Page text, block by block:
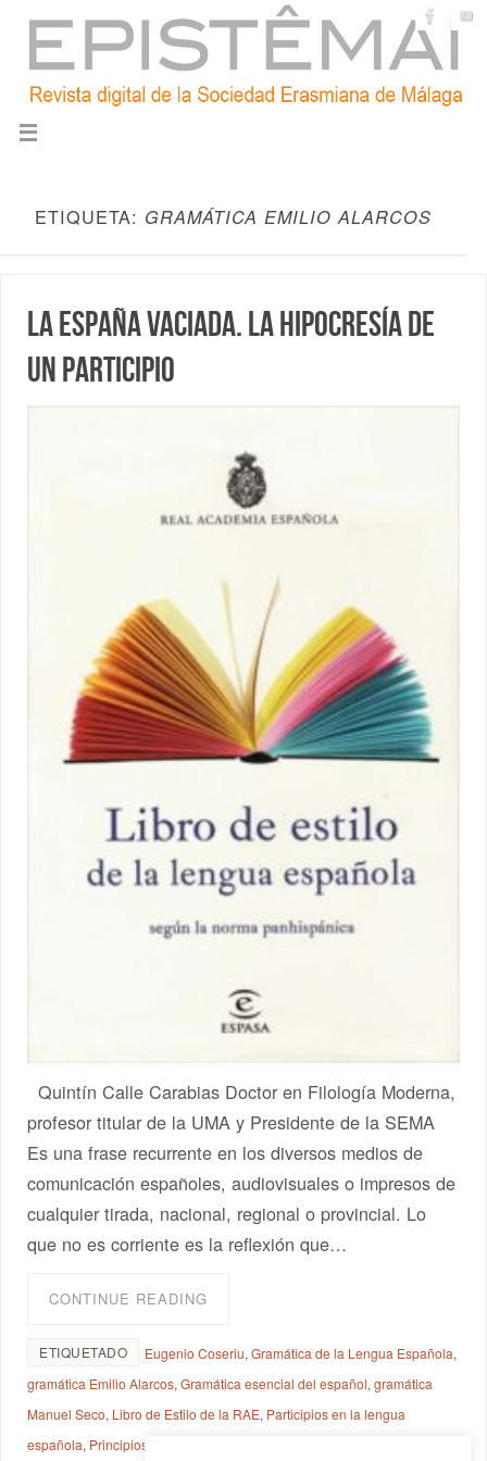
ETIQUETA: GRAMÁTICA EMILIO ALARCOS
La España vaciada. La hipocresía de
un participio
Quintín Calle Carabias Doctor en Filología Moderna,
profesor titular de la UMA y Presidente de la SEMA
Es una frase recurrente en los diversos medios de
comunicación españoles, audiovisuales o impresos de
cualquier tirada, nacional, regional o provincial. Lo
que no es corriente es la reflexión que…
CONTINUE READING
ETIQUETADO Eugenio Coseriu,Gramática de la Lengua Española,
gramática Emilio Alarcos,Gramática esencial del español,gramática
Manuel Seco, Libro de Estilo de la RAE, Participios en la lengua
española, Principios de semántica estructural